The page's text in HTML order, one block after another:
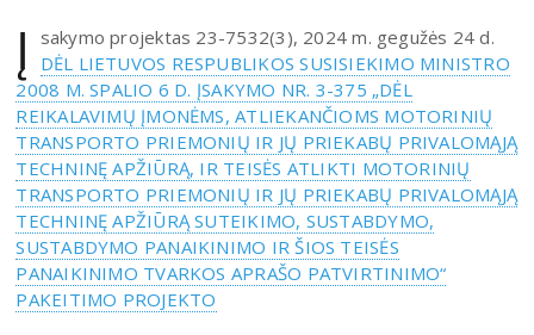
Į
sakymo projektas 23-7532(3), 2024 m. gegužės 24 d.
DĖL LIETUVOS RESPUBLIKOS SUSISIEKIMO MINISTRO
2008 M. SPALIO 6 D. ĮSAKYMO NR. 3-375 „DĖL
REIKALAVIMŲ ĮMONĖMS, ATLIEKANČIOMS MOTORINIŲ
TRANSPORTO PRIEMONIŲ IR JŲ PRIEKABŲ PRIVALOMĄJĄ
TECHNINĘ APŽIŪRĄ, IR TEISĖS ATLIKTI MOTORINIŲ
TRANSPORTO PRIEMONIŲ IR JŲ PRIEKABŲ PRIVALOMĄJĄ
TECHNINĘ APŽIŪRĄ SUTEIKIMO, SUSTABDYMO,
SUSTABDYMO PANAIKINIMO IR ŠIOS TEISĖS
PANAIKINIMO TVARKOS APRAŠO PATVIRTINIMO“
PAKEITIMO PROJEKTO